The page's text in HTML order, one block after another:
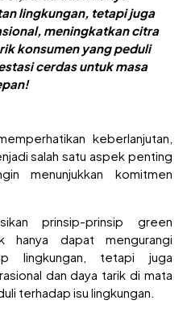
lingkungan, tetapi juga
meningkatkan citra
konsumen yang peduli
cerdas untuk masa
keberlanjutan,
salah satu aspek penting
menunjukkan komitmen
prinsip-prinsip green
hanya dapat mengurangi
lingkungan, tetapi juga
dan daya tarik di mata
terhadap isu lingkungan.